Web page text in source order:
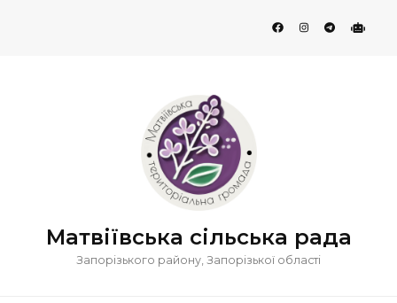
Матвіївська сільська рада
Запорізького району, Запорізької області